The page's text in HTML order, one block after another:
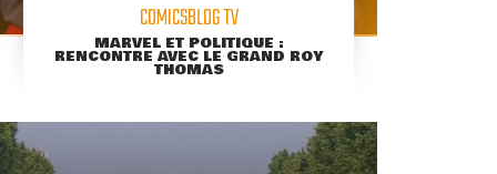
COMICSBLOG TV
MARVEL ET POLITIQUE :
RENCONTRE AVEC LE GRAND ROY
THOMAS